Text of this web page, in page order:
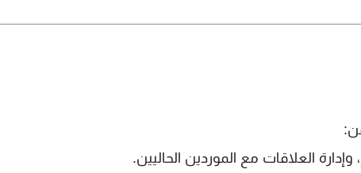
العلاقات مع الموردين الحاليين.